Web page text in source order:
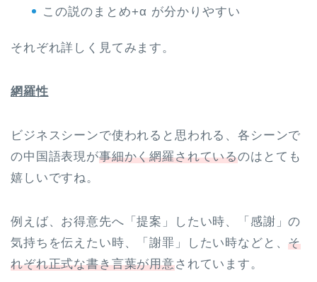
この説のまとめ+α が分かりやすい
それぞれ詳しく見てみます。
網羅性
ビジネスシーンで使われると思われる、各シーンで
の中国語表現が事細かく網羅されているのはとても
嬉しいですね。
例えば、お得意先へ「提案」したい時、「感謝」の
気持ちを伝えたい時、「謝罪」したい時などと、そ
れぞれ正式な書き言葉が用意されています。